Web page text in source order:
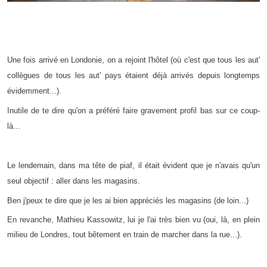
Une fois arrivé en Londonie, on a rejoint l'hôtel (où c'est que tous les aut'
collègues de tous les aut' pays étaient déjà arrivés depuis longtemps
évidemment...).
Inutile de te dire qu'on a préféré faire gravement profil bas sur ce coup-
là...
Le lendemain, dans ma tête de piaf, il était évident que je n'avais qu'un
seul objectif : aller dans les magasins.
Ben j'peux te dire que je les ai bien appréciés les magasins (de loin...)
En revanche, Mathieu Kassowitz, lui je l'ai très bien vu (oui, là, en plein
milieu de Londres, tout bêtement en train de marcher dans la rue...).